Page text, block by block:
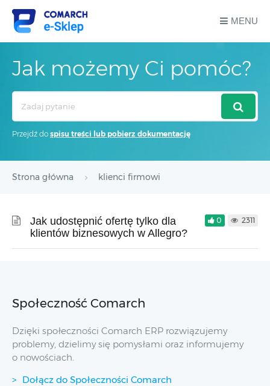
MENU
Jak możemy Ci pomóc?
Przejdź do spisu treści lub pobierz dokumentację
Strona główna klienci firmowi
Jak udostępnić ofertę tylko dla
klientów biznesowych w Allegro?
0 2311
Społeczność Comarch
Dzięki społeczności Comarch ERP rozwiązujemy
problemy, dzielimy się pomysłami oraz informujemy
o nowościach.
Dołącz do Społeczności Comarch